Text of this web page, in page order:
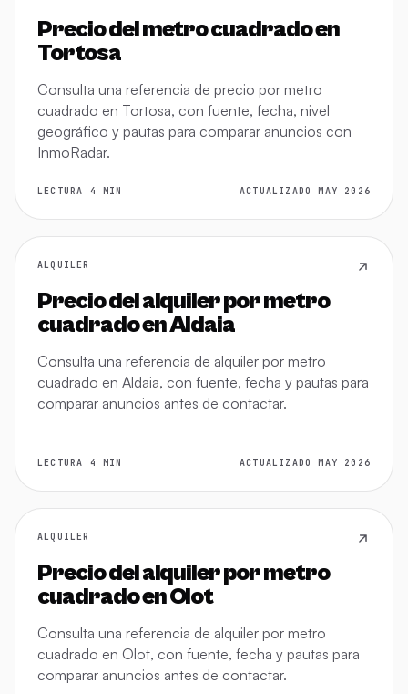
Precio del metro cuadrado en
Tortosa
Consulta una referencia de precio por metro
cuadrado en Tortosa, con fuente, fecha, nivel
geográfico y pautas para comparar anuncios con
InmoRadar.
LECTURA 4 MIN ACTUALIZADO MAY 2026
ALQUILER
Precio del alquiler por metro
cuadrado en Aldaia
Consulta una referencia de alquiler por metro
cuadrado en Aldaia, con fuente, fecha y pautas para
comparar anuncios antes de contactar.
LECTURA 4 MIN ACTUALIZADO MAY 2026
ALQUILER
Precio del alquiler por metro
cuadrado en Olot
Consulta una referencia de alquiler por metro
cuadrado en Olot, con fuente, fecha y pautas para
comparar anuncios antes de contactar.